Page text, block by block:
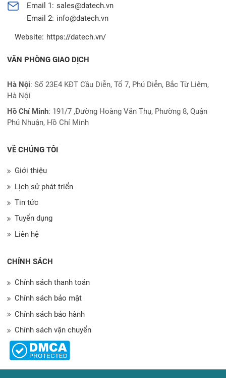
Email 1: sales@datech.vn
Email 2: info@datech.vn
Website: https://datech.vn/
VĂN PHÒNG GIAO DỊCH
Hà Nội: Số 23E4 KĐT Cầu Diễn, Tổ 7, Phú Diễn, Bắc Từ Liêm,
Hà Nội
Hồ Chí Minh: 191/7 ,Đường Hoàng Văn Thụ, Phường 8, Quận
Phú Nhuận, Hồ Chí Minh
VỀ CHÚNG TÔI
Giới thiệu
Lịch sử phát triển
Tin tức
Tuyển dụng
Liên hệ
CHÍNH SÁCH
Chính sách thanh toán
Chính sách bảo mật
Chính sách bảo hành
Chính sách vận chuyển